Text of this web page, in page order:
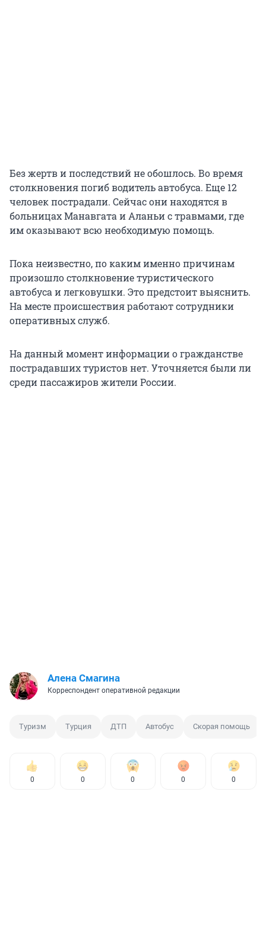
Без жертв и последствий не обошлось. Во время
столкновения погиб водитель автобуса. Еще 12
человек пострадали. Сейчас они находятся в
больницах Манавгата и Аланьи с травмами, где
им оказывают всю необходимую помощь.
Пока неизвестно, по каким именно причинам
произошло столкновение туристического
автобуса и легковушки. Это предстоит выяснить.
На месте происшествия работают сотрудники
оперативных служб.
На данный момент информации о гражданстве
пострадавших туристов нет. Уточняется были ли
среди пассажиров жители России.
Алена Смагина
Корреспондент оперативной редакции
Туризм Турция ДТП Автобус Скорая помощь
0 0 0 0 0